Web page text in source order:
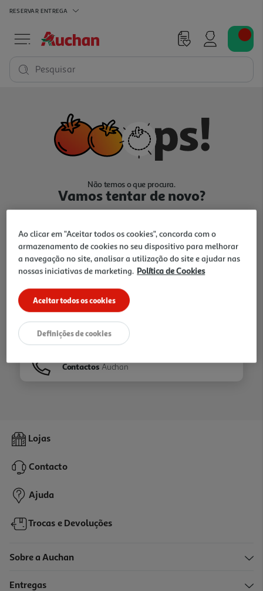
RESERVAR ENTREGA
Pesquisar
Não temos o que procura.
Vamos tentar de novo?
Ir para Homepage
Folhetos
Contactos Auchan
Lojas
Contacto
Ajuda
Trocas e Devoluções
Sobre a Auchan
Entregas
Ao clicar em "Aceitar todos os cookies", concorda com o
armazenamento de cookies no seu dispositivo para melhorar
a navegação no site, analisar a utilização do site e ajudar nas
nossas iniciativas de marketing. Política de Cookies
Aceitar todos os cookies
Definições de cookies